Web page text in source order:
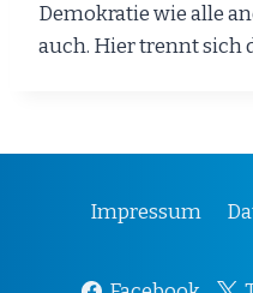
Demokratie wie alle
auch. Hier trennt sich
Impressum